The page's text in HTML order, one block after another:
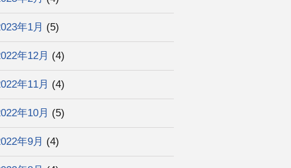
年1月 (5)
年12月 (4)
年11月 (4)
年10月 (5)
年9月 (4)